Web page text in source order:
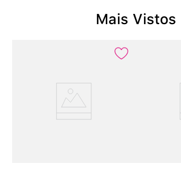
Mais Vistos